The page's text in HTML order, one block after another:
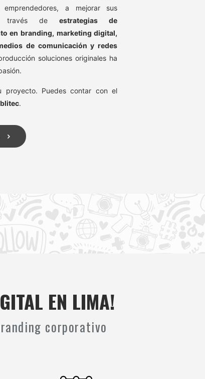
a mejorar sus
través deestrategias de
en branding, marketing digital,
de comunicación y redes
soluciones originales ha
proyecto. Puedes contar con el
.
EN LIMA!
corporativo